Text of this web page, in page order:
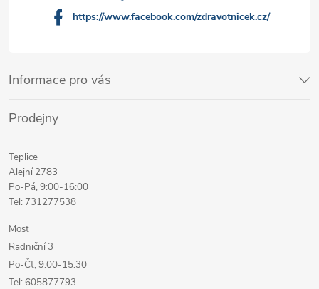
Informace pro vás
Prodejny
Teplice
Alejní 2783
Po-Pá, 9:00-16:00
Tel: 731277538
Most
Radniční 3
Po-Čt, 9:00-15:30
Tel: 605877793
https://www.facebook.com/zdravotnicek.cz/